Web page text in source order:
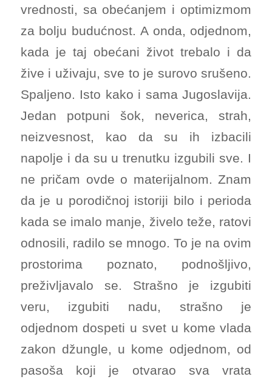
vrednosti, sa obećanjem i optimizmom
za bolju budućnost. A onda, odjednom,
kada je taj obećani život trebalo i da
žive i uživaju, sve to je surovo srušeno.
Spaljeno. Isto kako i sama Jugoslavija.
Jedan potpuni šok, neverica, strah,
neizvesnost, kao da su ih izbacili
napolje i da su u trenutku izgubili sve. I
ne pričam ovde o materijalnom. Znam
da je u porodičnoj istoriji bilo i perioda
kada se imalo manje, živelo teže, ratovi
odnosili, radilo se mnogo. To je na ovim
prostorima poznato, podnošljivo,
preživljavalo se. Strašno je izgubiti
veru, izgubiti nadu, strašno je
odjednom dospeti u svet u kome vlada
zakon džungle, u kome odjednom, od
pasoša koji je otvarao sva vrata